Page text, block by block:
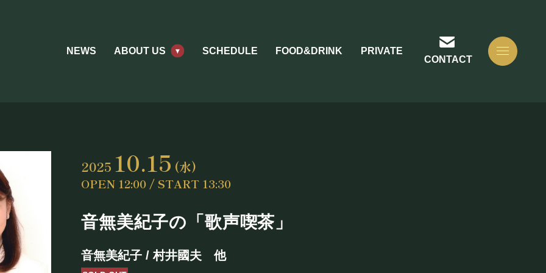
NEWS ABOUT US SCHEDULE FOOD&DRINK
PRIVATE
CONTACT
ABOUT US
2025 10.15 (水)
OPEN 12:00 / START 13:30
音無美紀子の「歌声喫茶」
音無美紀子 / 村井國夫 他